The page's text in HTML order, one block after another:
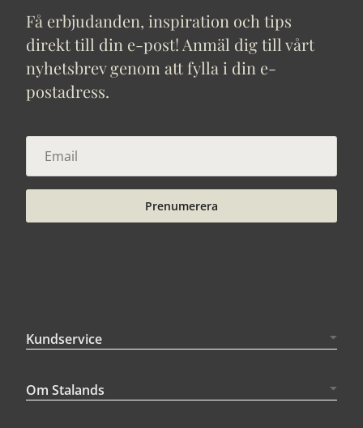
Få erbjudanden, inspiration och tips
direkt till din e-post! Anmäl dig till vårt
nyhetsbrev genom att fylla i din e-
postadress.
Prenumerera
Kundservice
Om Stalands